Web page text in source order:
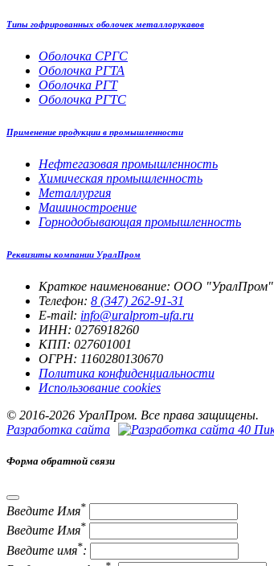
Типы гофрированных оболочек металлорукавов
Оболочка СРГС
Оболочка РГТА
Оболочка РГТ
Оболочка РГТС
Применение продукции в промышленности
Нефтегазовая промышленность
Химическая промышленность
Металлургия
Машиностроение
Горнодобывающая промышленность
Реквизиты компании УралПром
Краткое наименование: ООО "УралПром"
Телефон: 8 (347) 262‑91‑31
E-mail: info@uralprom-ufa.ru
ИНН: 0276918260
КПП: 027601001
ОГРН: 1160280130670
Политика конфиденциальности
Использование cookies
© 2016-2026 УралПром. Все права защищены.
Разработка сайта
Форма обратной связи
Введите Имя*
Введите Имя*
Введите имя*: